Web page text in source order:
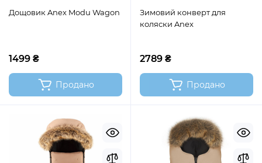
Дощовик Anex Modu Wagon
1499 ₴
Продано
Зимовий конверт для
коляски Anex
2789 ₴
Продано